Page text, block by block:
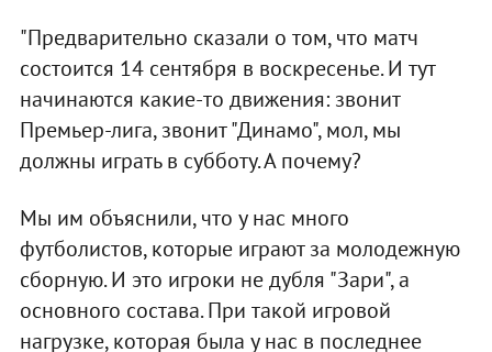
"Предварительно сказали о том, что матч
состоится 14 сентября в воскресенье. И тут
начинаются какие-то движения: звонит
Премьер-лига, звонит "Динамо", мол, мы
должны играть в субботу. А почему?
Мы им объяснили, что у нас много
футболистов, которые играют за молодежную
сборную. И это игроки не дубля "Зари", а
основного состава. При такой игровой
нагрузке, которая была у нас в последнее